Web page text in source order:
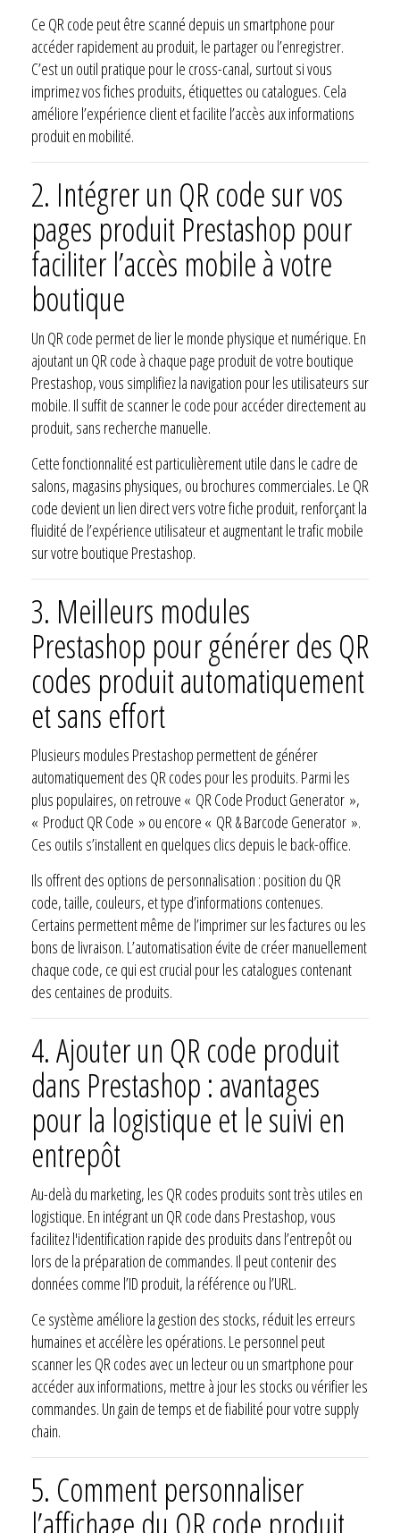
Ce QR code peut être scanné depuis un smartphone pour
accéder rapidement au produit, le partager ou l’enregistrer.
C’est un outil pratique pour le cross-canal, surtout si vous
imprimez vos fiches produits, étiquettes ou catalogues. Cela
améliore l’expérience client et facilite l’accès aux informations
produit en mobilité.
2. Intégrer un QR code sur vos
pages produit Prestashop pour
faciliter l’accès mobile à votre
boutique
Un QR code permet de lier le monde physique et numérique. En
ajoutant un QR code à chaque page produit de votre boutique
Prestashop, vous simplifiez la navigation pour les utilisateurs sur
mobile. Il suffit de scanner le code pour accéder directement au
produit, sans recherche manuelle.
Cette fonctionnalité est particulièrement utile dans le cadre de
salons, magasins physiques, ou brochures commerciales. Le QR
code devient un lien direct vers votre fiche produit, renforçant la
fluidité de l’expérience utilisateur et augmentant le trafic mobile
sur votre boutique Prestashop.
3. Meilleurs modules
Prestashop pour générer des QR
codes produit automatiquement
et sans effort
Plusieurs modules Prestashop permettent de générer
automatiquement des QR codes pour les produits. Parmi les
plus populaires, on retrouve « QR Code Product Generator »,
« Product QR Code » ou encore « QR & Barcode Generator ».
Ces outils s’installent en quelques clics depuis le back-office.
Ils offrent des options de personnalisation : position du QR
code, taille, couleurs, et type d’informations contenues.
Certains permettent même de l’imprimer sur les factures ou les
bons de livraison. L’automatisation évite de créer manuellement
chaque code, ce qui est crucial pour les catalogues contenant
des centaines de produits.
4. Ajouter un QR code produit
dans Prestashop : avantages
pour la logistique et le suivi en
entrepôt
Au-delà du marketing, les QR codes produits sont très utiles en
logistique. En intégrant un QR code dans Prestashop, vous
facilitez l'identification rapide des produits dans l’entrepôt ou
lors de la préparation de commandes. Il peut contenir des
données comme l’ID produit, la référence ou l’URL.
Ce système améliore la gestion des stocks, réduit les erreurs
humaines et accélère les opérations. Le personnel peut
scanner les QR codes avec un lecteur ou un smartphone pour
accéder aux informations, mettre à jour les stocks ou vérifier les
commandes. Un gain de temps et de fiabilité pour votre supply
chain.
5. Comment personnaliser
l’affichage du QR code produit